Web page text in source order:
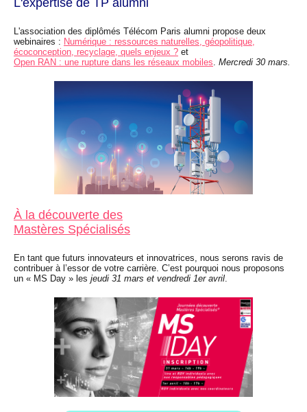
L'expertise de TP alumni
L'association des diplômés Télécom Paris alumni propose deux
webinaires : Numérique : ressources naturelles, géopolitique,
écoconception, recyclage, quels enjeux ? et
Open RAN : une rupture dans les réseaux mobiles. Mercredi 30 mars.
À la découverte des
Mastères Spécialisés
En tant que futurs innovateurs et innovatrices, nous serons ravis de
contribuer à l’essor de votre carrière. C’est pourquoi nous proposons
un « MS Day » les jeudi 31 mars et vendredi 1er avril.